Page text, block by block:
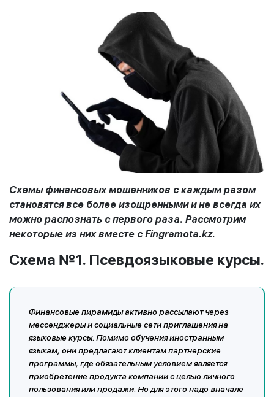
Схемы финансовых мошенников с каждым разом
становятся все более изощренными и не всегда их
можно распознать с первого раза. Рассмотрим
некоторые из них вместе сFingramota.kz.
Схема №1. Псевдоязыковые курсы.
Финансовые пирамиды активно рассылают через
мессенджеры и социальные сети приглашения на
языковые курсы. Помимо обучения иностранным
языкам, они предлагают клиентам партнерские
программы, где обязательным условием является
приобретение продукта компании с целью личного
пользования или продажи. Но для этого надо вначале